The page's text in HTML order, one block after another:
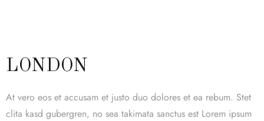
LONDON
At vero eos et accusam et justo duo dolores et ea rebum. Stet
clita kasd gubergren, no sea takimata sanctus est Lorem ipsum